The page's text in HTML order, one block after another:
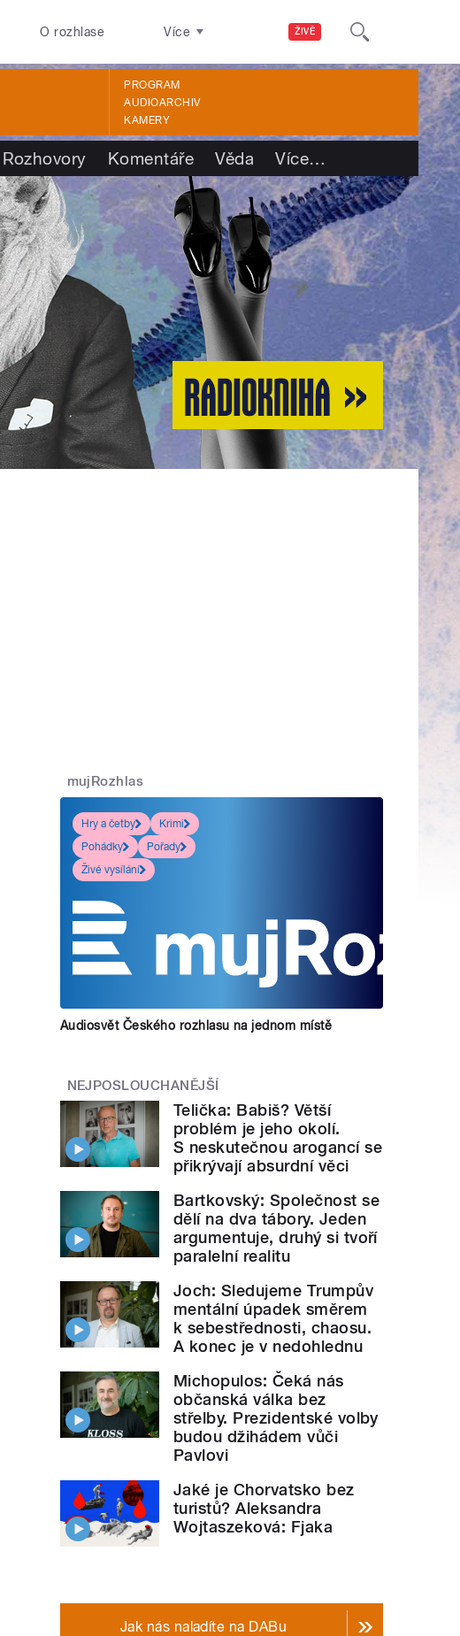
ŽIVĚ
O rozhlase Více
PROGRAM
AUDIOARCHIV
KAMERY
Rozhovory Komentáře Věda Více…
mujRozhlas
Hry a četby
Krimi
Pohádky
Pořady
Živé vysílání
Audiosvět Českého rozhlasu na jednom místě
NEJPOSLOUCHANĚJŠÍ
Telička: Babiš? Větší
problém je jeho okolí.
S neskutečnou arogancí se
přikrývají absurdní věci
Bartkovský: Společnost se
dělí na dva tábory. Jeden
argumentuje, druhý si tvoří
paralelní realitu
Joch: Sledujeme Trumpův
mentální úpadek směrem
k sebestřednosti, chaosu.
A konec je v nedohlednu
Michopulos: Čeká nás
občanská válka bez
střelby. Prezidentské volby
budou džihádem vůči
Pavlovi
Jaké je Chorvatsko bez
turistů? Aleksandra
Wojtaszeková: Fjaka
Jak nás naladíte na DABu